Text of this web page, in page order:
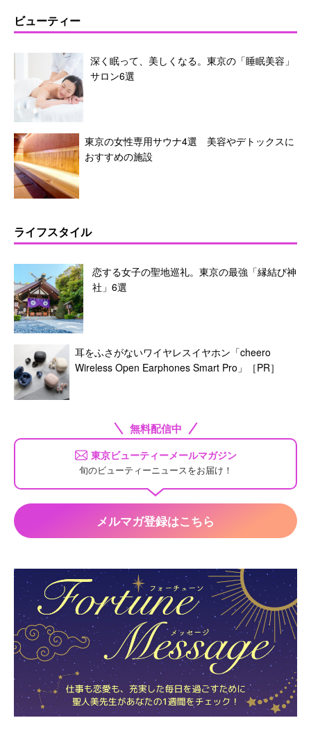
ビューティー
深く眠って、美しくなる。東京の「睡眠美容」
サロン6選
東京の女性専用サウナ4選 美容やデトックスに
おすすめの施設
ライフスタイル
恋する女子の聖地巡礼。東京の最強「縁結び神
社」6選
耳をふさがないワイヤレスイヤホン「cheero
Wireless Open Earphones Smart Pro」［PR］
無料配信中
東京ビューティーメールマガジン
旬のビューティーニュースをお届け！
メルマガ登録はこちら